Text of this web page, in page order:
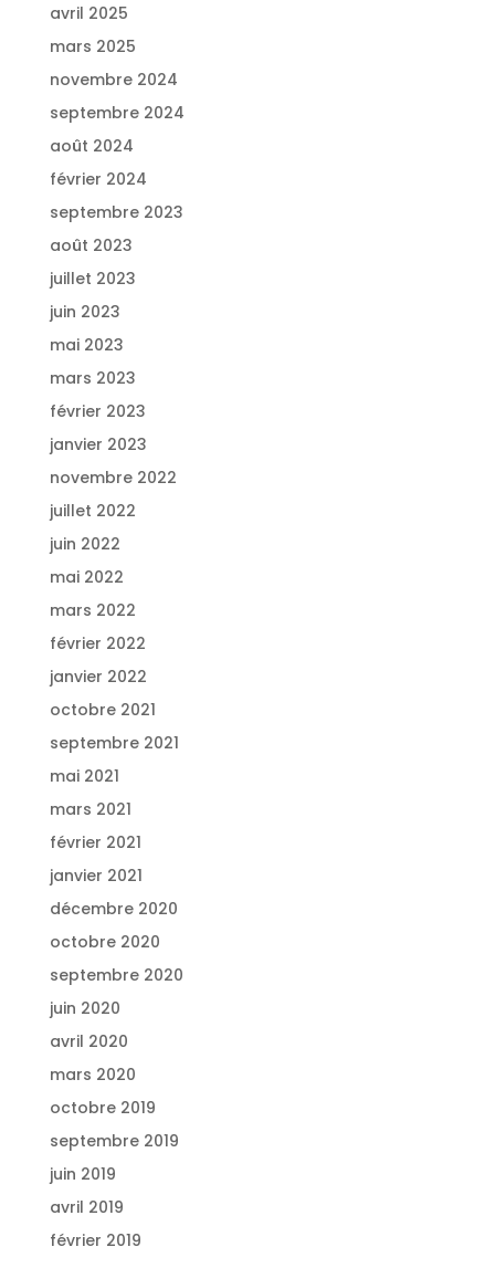
avril 2025
mars 2025
novembre 2024
septembre 2024
août 2024
février 2024
septembre 2023
août 2023
juillet 2023
juin 2023
mai 2023
mars 2023
février 2023
janvier 2023
novembre 2022
juillet 2022
juin 2022
mai 2022
mars 2022
février 2022
janvier 2022
octobre 2021
septembre 2021
mai 2021
mars 2021
février 2021
janvier 2021
décembre 2020
octobre 2020
septembre 2020
juin 2020
avril 2020
mars 2020
octobre 2019
septembre 2019
juin 2019
avril 2019
février 2019